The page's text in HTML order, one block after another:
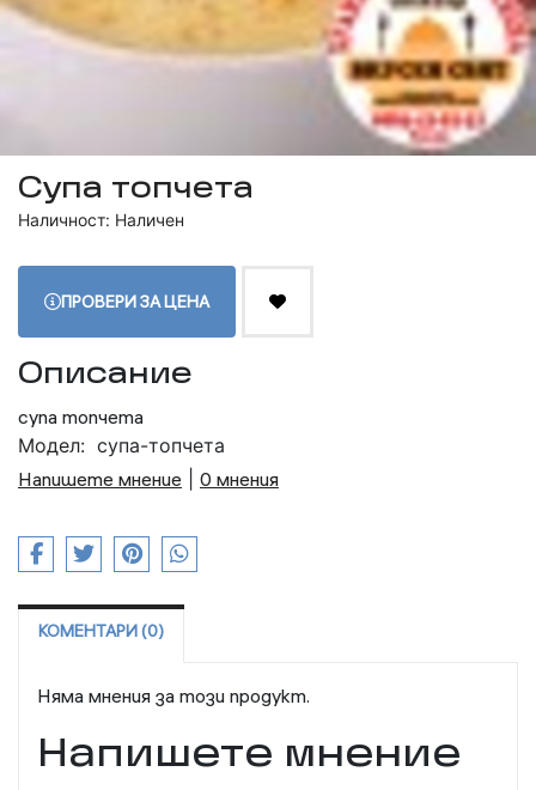
Супа топчета
Наличност: Наличен
ПРОВЕРИ ЗА ЦЕНА
Описание
супа топчета
Модел: супа-топчета
Напишете мнение
0 мнения
КОМЕНТАРИ (0)
Няма мнения за този продукт.
Напишете мнение